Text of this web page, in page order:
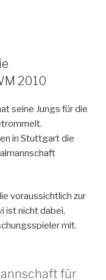
2010
seine Jungs für die
in Stuttgart die
voraussichtlich zur
ist nicht dabei,
mit.
für